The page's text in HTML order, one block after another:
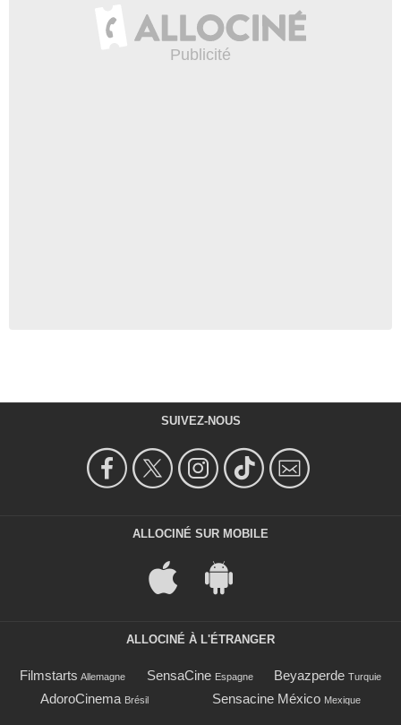
SUIVEZ-NOUS
ALLOCINÉ SUR MOBILE
ALLOCINÉ À L'ÉTRANGER
Filmstarts Allemagne SensaCine Espagne Beyazperde Turquie
AdoroCinema Brésil Sensacine México Mexique